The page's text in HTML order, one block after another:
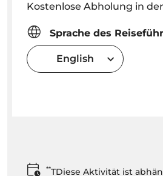
Kostenlose Abholung in der Gegend von Funchal gegen 09:00 Uhr. Die genaue Abholzeit vom Hotel wird
Sprache des
English
**TDiese Aktivität ist